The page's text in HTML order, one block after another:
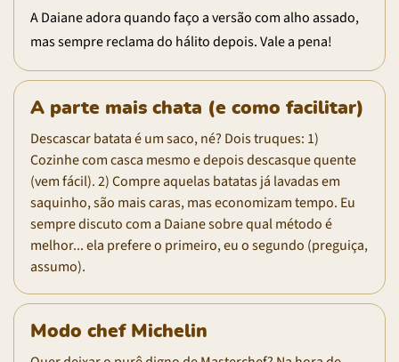
A Daiane adora quando faço a versão com alho assado,
mas sempre reclama do hálito depois. Vale a pena!
A parte mais chata (e como facilitar)
Descascar batata é um saco, né? Dois truques: 1)
Cozinhe com casca mesmo e depois descasque quente
(vem fácil). 2) Compre aquelas batatas já lavadas em
saquinho, são mais caras, mas economizam tempo. Eu
sempre discuto com a Daiane sobre qual método é
melhor... ela prefere o primeiro, eu o segundo (preguiça,
assumo).
Modo chef Michelin